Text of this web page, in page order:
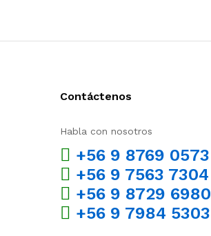
Contáctenos
Habla con nosotros
+56 9 8769 0573
+56 9 7563 7304
+56 9 8729 6980
+56 9 7984 5303